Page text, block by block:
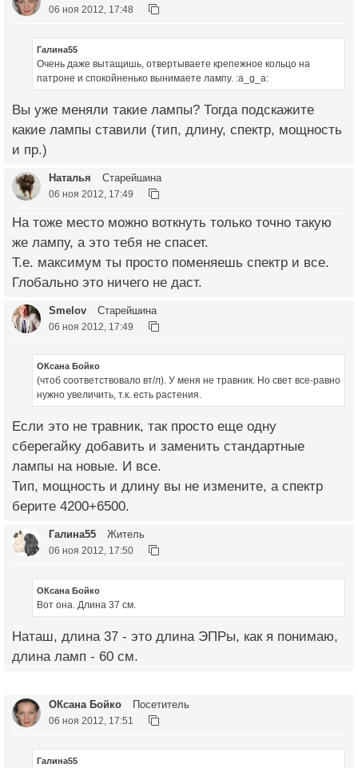
06 ноя 2012, 17:48
Галина55
Очень даже вытащишь, отвертываете крепежное кольцо на
патроне и спокойненько вынимаете лампу. :a_g_a:
Вы уже меняли такие лампы? Тогда подскажите
какие лампы ставили (тип, длину, спектр, мощность
и пр.)
Наталья Старейшина
06 ноя 2012, 17:49
На тоже место можно воткнуть только точно такую
же лампу, а это тебя не спасет.
Т.е. максимум ты просто поменяешь спектр и все.
Глобально это ничего не даст.
Smelov Старейшина
06 ноя 2012, 17:49
ОКсана Бойко
(чтоб соответствовало вт/л). У меня не травник. Но свет все-равно
нужно увеличить, т.к. есть растения.
Если это не травник, так просто еще одну
сберегайку добавить и заменить стандартные
лампы на новые. И все.
Тип, мощность и длину вы не измените, а спектр
берите 4200+6500.
Галина55 Житель
06 ноя 2012, 17:50
ОКсана Бойко
Вот она. Длина 37 см.
Наташ, длина 37 - это длина ЭПРы, как я понимаю,
длина ламп - 60 см.
ОКсана Бойко Посетитель
06 ноя 2012, 17:51
Галина55